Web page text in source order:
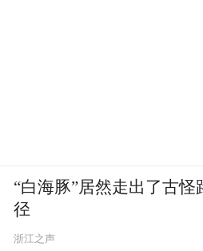
“白海豚”居然走出了古怪
径
浙江之声